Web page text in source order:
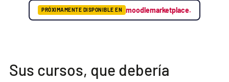
PRÓXIMAMENTE DISPONIBLE EN moodlemarketplace.
Sus cursos, que debería